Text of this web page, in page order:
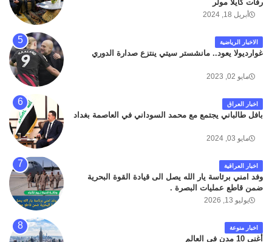
رفات كايلا مولر
أبريل 18, 2024
الاخبار الرياضية
غوارديولا يعود.. مانشستر سيتي ينتزع صدارة الدوري
مايو 02, 2023
اخبار العراق
بافل طالباني يجتمع مع محمد السوداني في العاصمة بغداد
مايو 03, 2024
اخبار العراقية
وفد امني برئاسة يار الله يصل الى قيادة القوة البحرية
ضمن قاطع عمليات البصرة .
يوليو 13, 2026
اخبار منوعة
أغنى 10 مدن في العالم